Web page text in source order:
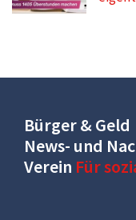
Bürger & Geld
News- und
Verein Für